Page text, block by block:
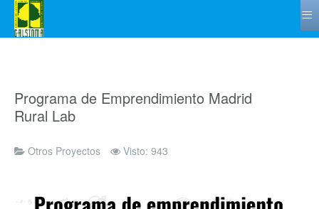
≡
Programa de Emprendimiento Madrid
Rural Lab
Otros Proyectos Visto: 943